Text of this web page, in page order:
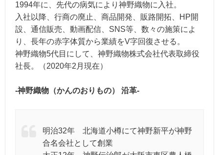
1994年に、先代の病気により神野織物に入社。
入社以降、行商の廃止、商品開発、販路開拓、HP開
設、通信販売、動画配信、SNS等、数々の施策によ
り、長年の赤字体質から業績をV字回復させる。
神野織物5代目にして、神野織物株式会社代表取締役
社長。（2020年2月現在）
-神野織物（かんのおりもの） 沿革-
明治32年 北海道小樽にて神野新平が神野
合名会社として創業